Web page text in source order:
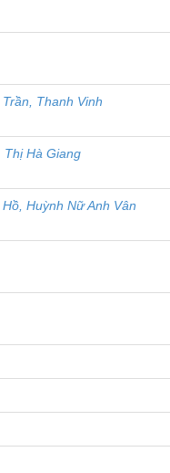
Trần, Thanh Vinh
Thị Hà Giang
Hồ, Huỳnh Nữ Anh Vân